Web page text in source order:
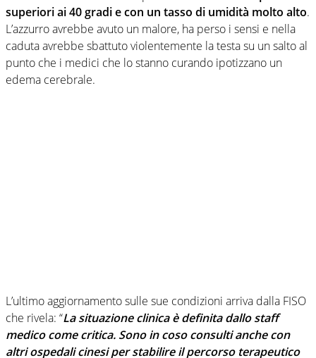
superiori ai 40 gradi e con un tasso di umidità molto alto.
L’azzurro avrebbe avuto un malore, ha perso i sensi e nella
caduta avrebbe sbattuto violentemente la testa su un salto al
punto che i medici che lo stanno curando ipotizzano un
edema cerebrale.
L’ultimo aggiornamento sulle sue condizioni arriva dalla FISO
che rivela: “La situazione clinica è definita dallo staff
medico come critica. Sono in coso consulti anche con
altri ospedali cinesi per stabilire il percorso terapeutico